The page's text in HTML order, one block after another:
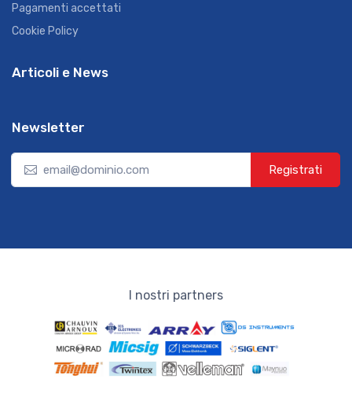
Pagamenti accettati
Cookie Policy
Articoli e News
Newsletter
Registrati
I nostri partners